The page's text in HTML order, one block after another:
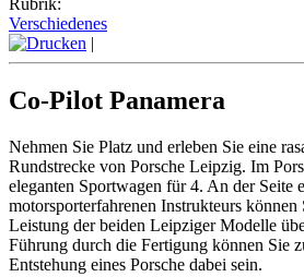
Rubrik:
Verschiedenes
|
Co-Pilot Panamera
Nehmen Sie Platz und erleben Sie eine
Rundstrecke von Porsche Leipzig. Im
eleganten Sportwagen für 4. An der Seite
motorsporterfahrenen Instrukteurs
Leistung der beiden Leipziger Modelle
Führung durch die Fertigung können Sie
Entstehung eines Porsche dabei sein.